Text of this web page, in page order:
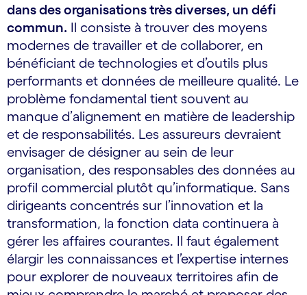
dans des organisations très diverses, un défi
commun. Il consiste à trouver des moyens
modernes de travailler et de collaborer, en
bénéficiant de technologies et d’outils plus
performants et données de meilleure qualité. Le
problème fondamental tient souvent au
manque d’alignement en matière de leadership
et de responsabilités. Les assureurs devraient
envisager de désigner au sein de leur
organisation, des responsables des données au
profil commercial plutôt qu’informatique. Sans
dirigeants concentrés sur l’innovation et la
transformation, la fonction data continuera à
gérer les affaires courantes. Il faut également
élargir les connaissances et l’expertise internes
pour explorer de nouveaux territoires afin de